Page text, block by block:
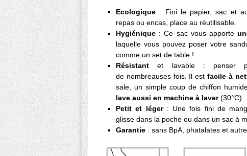
Ecologique : Fini le papier, sac et
repas ou encas, place au réutilisable.
Hygiénique : Ce sac vous apporte
laquelle vous pouvez poser votre
comme un set de table !
Résistantet lavable : penser
de nombreauses fois. Il estfacile à
sale, un simple coup de chiffon
lave aussi en machine à laver(30°C).
Petit et léger : Une fois fini de
glisse dans la poche ou dans un sac à
Garantie : sans BpA, phatalates et